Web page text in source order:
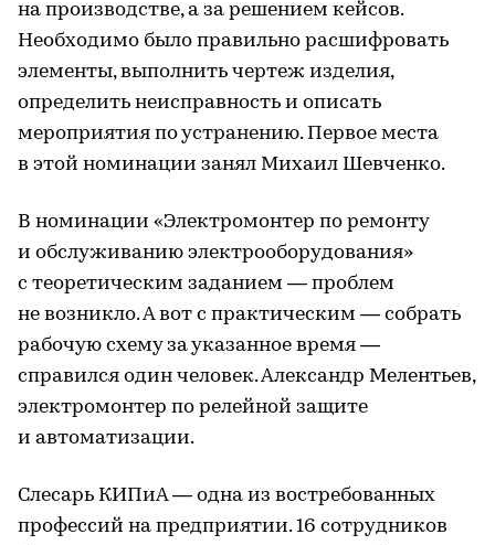
на производстве, а за решением кейсов.
Необходимо было правильно расшифровать
элементы, выполнить чертеж изделия,
определить неисправность и описать
мероприятия по устранению. Первое места
в этой номинации занял Михаил Шевченко.
В номинации «Электромонтер по ремонту
и обслуживанию электрооборудования»
с теоретическим заданием — проблем
не возникло. А вот с практическим — собрать
рабочую схему за указанное время —
справился один человек. Александр Мелентьев,
электромонтер по релейной защите
и автоматизации.
Слесарь КИПиА — одна из востребованных
профессий на предприятии. 16 сотрудников